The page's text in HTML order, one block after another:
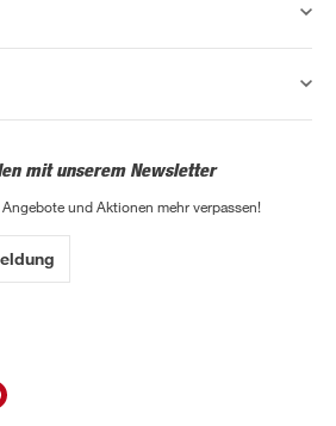
mit unserem Newsletter
und Aktionen mehr verpassen!